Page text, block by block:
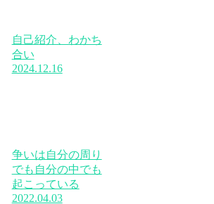
自己紹介、わかち
合い
2024.12.16
争いは自分の周り
でも自分の中でも
起こっている
2022.04.03